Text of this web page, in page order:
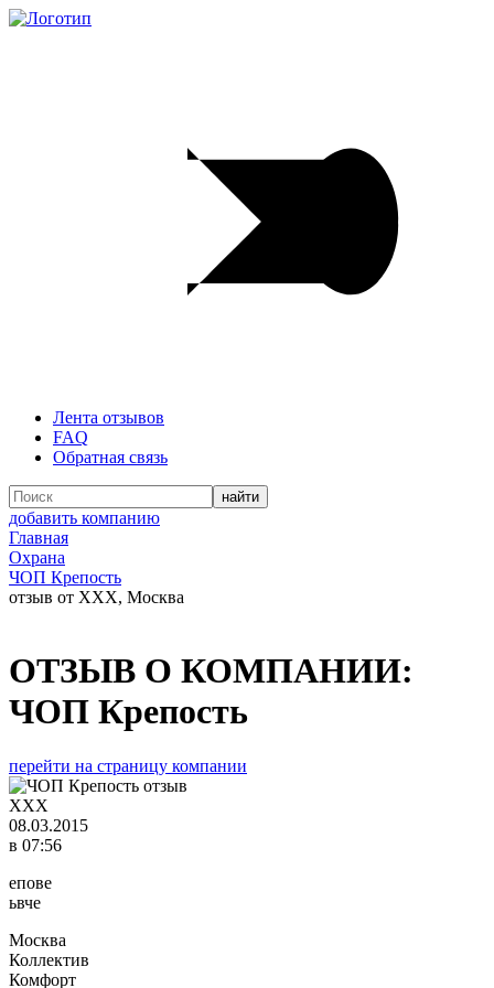
Лента отзывов
FAQ
Обратная связь
добавить компанию
Главная
Охрана
ЧОП Крепость
отзыв от XXX, Москва
ОТЗЫВ О КОМПАНИИ:
ЧОП Крепость
перейти на страницу компании
XXX
08.03.2015
в 07:56
епове
ьвче
Москва
Коллектив
Комфорт